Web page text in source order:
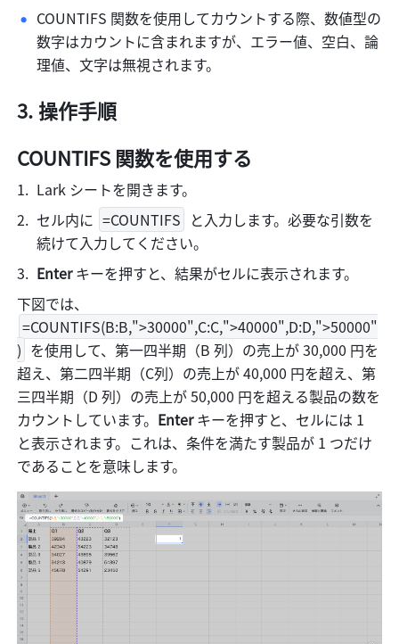
COUNTIFS 関数を使用してカウントする際、数値型の
数字はカウントに含まれますが、エラー値、空白、論
理値、文字は無視されます。
操作手順
COUNTIFS 関数を使用する
Lark シートを開きます。
セル内に =COUNTIFS と入力します。必要な引数を
続けて入力してください。
Enter キーを押すと、結果がセルに表示されます。
下図では、
=COUNTIFS(B:B,">30000",C:C,">40000",D:D,">50000"
) を使用して、第一四半期（B 列）の売上が 30,000 円を
超え、第二四半期（C列）の売上が 40,000 円を超え、第
三四半期（D 列）の売上が 50,000 円を超える製品の数を
カウントしています。 Enter キーを押すと、セルには 1
と表示されます。これは、条件を満たす製品が 1 つだけ
であることを意味します。